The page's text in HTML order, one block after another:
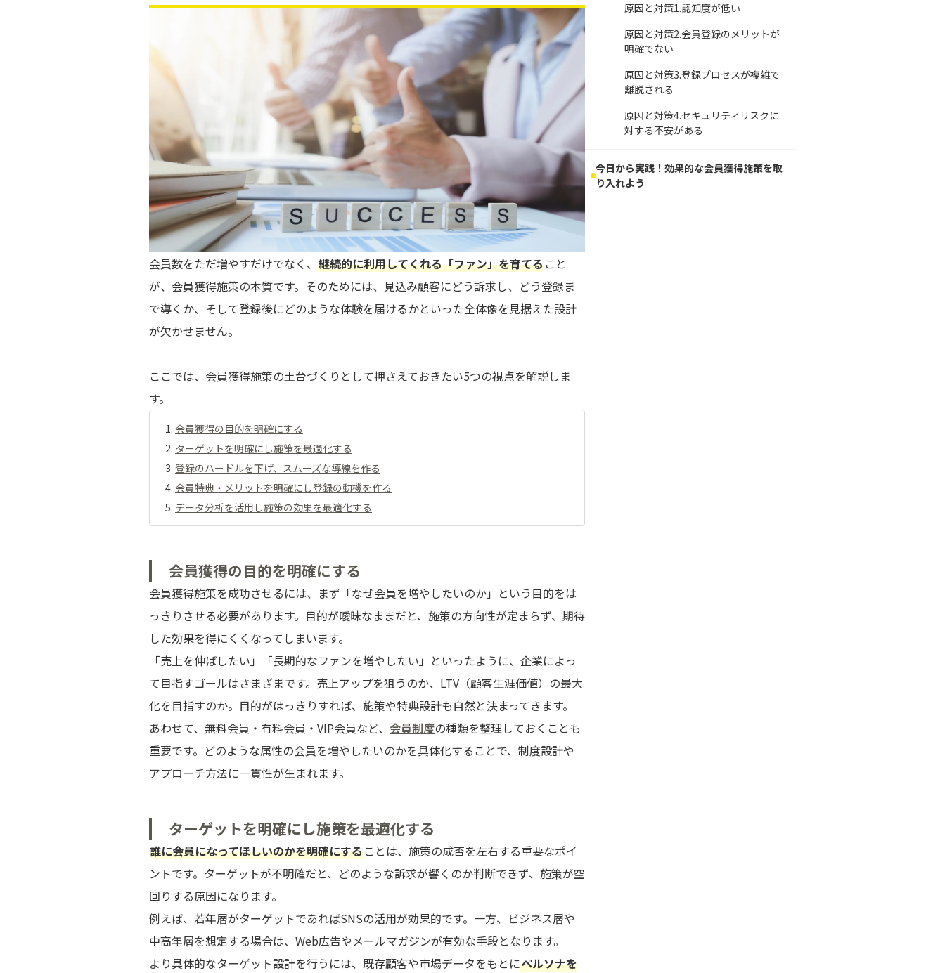
原因と対策1.認知度が低い
原因と対策2.会員登録のメリットが
明確でない
原因と対策3.登録プロセスが複雑で
離脱される
原因と対策4.セキュリティリスクに
対する不安がある
今日から実践！効果的な会員獲得施策を取
り入れよう
会員数をただ増やすだけでなく、 継続的に利用してくれる「ファン」を育てること
が、会員獲得施策の本質です。そのためには、見込み顧客にどう訴求し、どう登録ま
で導くか、そして登録後にどのような体験を届けるかといった全体像を見据えた設計
が欠かせません。
ここでは、会員獲得施策の土台づくりとして押さえておきたい5つの視点を解説しま
す。
会員獲得の目的を明確にする
ターゲットを明確にし施策を最適化する
登録のハードルを下げ、スムーズな導線を作る
会員特典・メリットを明確にし登録の動機を作る
データ分析を活用し施策の効果を最適化する
会員獲得の目的を明確にする
会員獲得施策を成功させるには、まず「なぜ会員を増やしたいのか」という目的をは
っきりさせる必要があります。目的が曖昧なままだと、施策の方向性が定まらず、期待
した効果を得にくくなってしまいます。
「売上を伸ばしたい」「長期的なファンを増やしたい」といったように、企業によっ
て目指すゴールはさまざまです。売上アップを狙うのか、LTV（顧客生涯価値）の最大
化を目指すのか。目的がはっきりすれば、施策や特典設計も自然と決まってきます。
あわせて、無料会員・有料会員・VIP会員など、 会員制度の種類を整理しておくことも
重要です。どのような属性の会員を増やしたいのかを具体化することで、制度設計や
アプローチ方法に一貫性が生まれます。
ターゲットを明確にし施策を最適化する
誰に会員になってほしいのかを明確にすることは、施策の成否を左右する重要なポイ
ントです。ターゲットが不明確だと、どのような訴求が響くのか判断できず、施策が空
回りする原因になります。
例えば、若年層がターゲットであればSNSの活用が効果的です。一方、ビジネス層や
中高年層を想定する場合は、Web広告やメールマガジンが有効な手段となります。
より具体的なターゲット設計を行うには、既存顧客や市場データをもとにペルソナを